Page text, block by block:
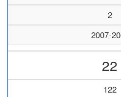
2
2007-
22
122